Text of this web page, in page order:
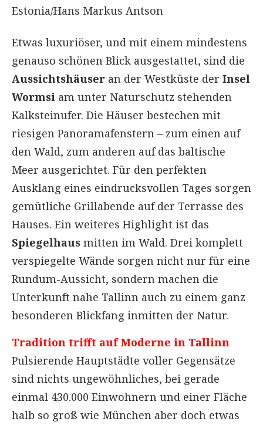
Estonia/Hans Markus Antson
Etwas luxuriöser, und mit einem mindestens
genauso schönen Blick ausgestattet, sind die
Aussichtshäuser an der Westküste der Insel
Wormsi am unter Naturschutz stehenden
Kalksteinufer. Die Häuser bestechen mit
riesigen Panoramafenstern – zum einen auf
den Wald, zum anderen auf das baltische
Meer ausgerichtet. Für den perfekten
Ausklang eines eindrucksvollen Tages sorgen
gemütliche Grillabende auf der Terrasse des
Hauses. Ein weiteres Highlight ist das
Spiegelhaus mitten im Wald. Drei komplett
verspiegelte Wände sorgen nicht nur für eine
Rundum-Aussicht, sondern machen die
Unterkunft nahe Tallinn auch zu einem ganz
besonderen Blickfang inmitten der Natur.
Tradition trifft auf Moderne in Tallinn
Pulsierende Hauptstädte voller Gegensätze
sind nichts ungewöhnliches, bei gerade
einmal 430.000 Einwohnern und einer Fläche
halb so groß wie München aber doch etwas